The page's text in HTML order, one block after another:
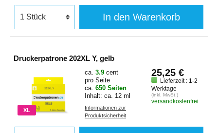
In den Warenkorb
Druckerpatrone 202XL Y, gelb
XL
ca. 3.9 cent
pro Seite
ca. 650 Seiten
Inhalt: ca. 12 ml
Informationen zur
Produktsicherheit
25,25 €
Lieferzeit : 1-2
Werktage
(inkl. MwSt.)
versandkostenfrei